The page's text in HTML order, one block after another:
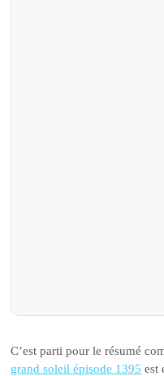
C’est parti pour le résumé
grand soleil épisode 1395 est